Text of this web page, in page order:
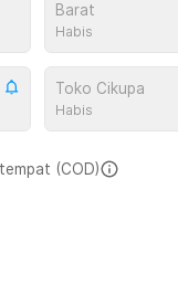
Barat
Habis
Toko Cikupa
Habis
(COD)